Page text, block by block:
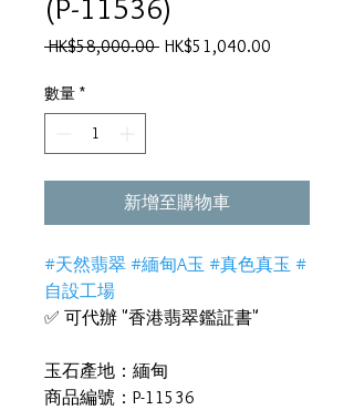
(P-11536)
HK$58,000.00 一HK$51,040.00
數量 *
新增至購物車
#天然翡翠 #緬甸A玉 #真色真玉 #
自設工場
✅ 可代辦 "香港翡翠鑑証書"
玉石產地：緬甸
商品編號：P-11536